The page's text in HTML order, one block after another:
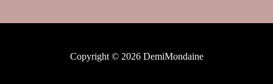
Copyright © 2026 DemiMondaine